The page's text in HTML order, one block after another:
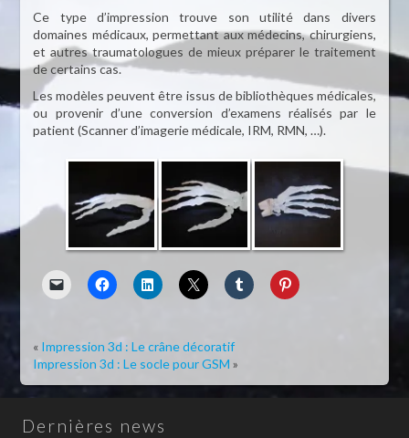
Ce type d’impression trouve son utilité dans divers
domaines médicaux, permettant aux médecins, chirurgiens,
et autres traumatologues de mieux préparer le traitement
de certains cas.
Les modèles peuvent être issus de bibliothèques médicales,
ou provenir d’une conversion d’examens réalisés par le
patient (Scanner d’imagerie médicale, IRM, RMN, …).
« Impression 3d : Le crâne décoratif
Impression 3d : Le socle pour GSM »
Dernières news